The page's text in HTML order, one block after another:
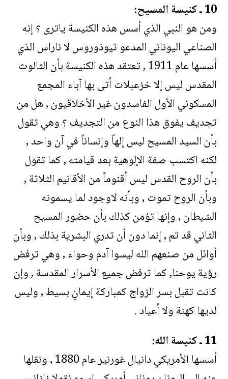
10 ـ كنيسة المسيح:
ومن هو النبي الذي أسس هذه الكنيسة ياترى ؟ إنه
الصناعي اليوناني المدعو ثيوذوروس لا ناراس الذي
أسسها عام 1911 , تعتقد هذه الكنيسة بأن الثالوث
المقدس ليس إلا خزعبلات أتى بها آباء المجمع
المسكوني الأول الفاسدون غير الأخلاقيون , هل من
تجديف يفوق هذا النوع من التجديف ؟ وهي تقول
بأن السيد المسيح ليس إلهاً وإنساناً في آن واحد ,
لكنه اكتسب صفة الإلوهية بعد قيامته , كما تقول
بأن الروح القدس ليس أقنوماً من الأقانيم الثلاثة ,
وبأن الروح تموت , وبأنه لاوجود لما يسمونه
الشيطان , وإنها تؤمن كذلك بأن حضور المسيح
الثاني قد تم , إنما دون أن تدري البشرية بذلك , وبأن
أوائل من صنعهم الله ليسوا آدم وحواء , وهي ترفض
رؤية يوحنا, كما ترفض جميع الأسرار المقدسة , وإن
كانت تقبل بسر الزواج كمباركة إيمانٍ بسيط , وليس
لديها كهنة ولا أعياد .
11 ـ كنيسة الله:
أسسها الأمريكي دانيال غورنير عام 1880 , ونقلها